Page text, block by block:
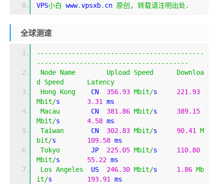
VPS小白 www.vpsxb. cn 原创, 转载请注明出处.
全球测速
-------------------------------------------
---------------------------------------
Node Name Upload Speed
Downloa
d
Speed
Latency
Hong Kong
    CN
356.93 Mbit/s 221.93
Mbit/s 3.31
Macau
        CN
381.86 Mbit/s 389.15
Mbit/s 4.58
Taiwan
       CN
302.83 Mbit/s 90.41
M
bit/s 109.58
Tokyo
        JP
225.05 Mbit/s 110.80
Mbit/s 55.22
Los Angeles
  US
246.30 Mbit/s 1.86 Mb
it/s 193.91